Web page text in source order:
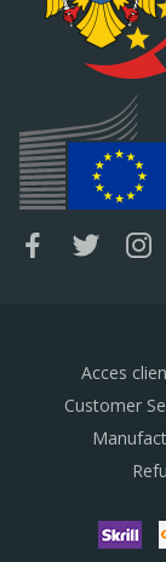
Acces
Customer